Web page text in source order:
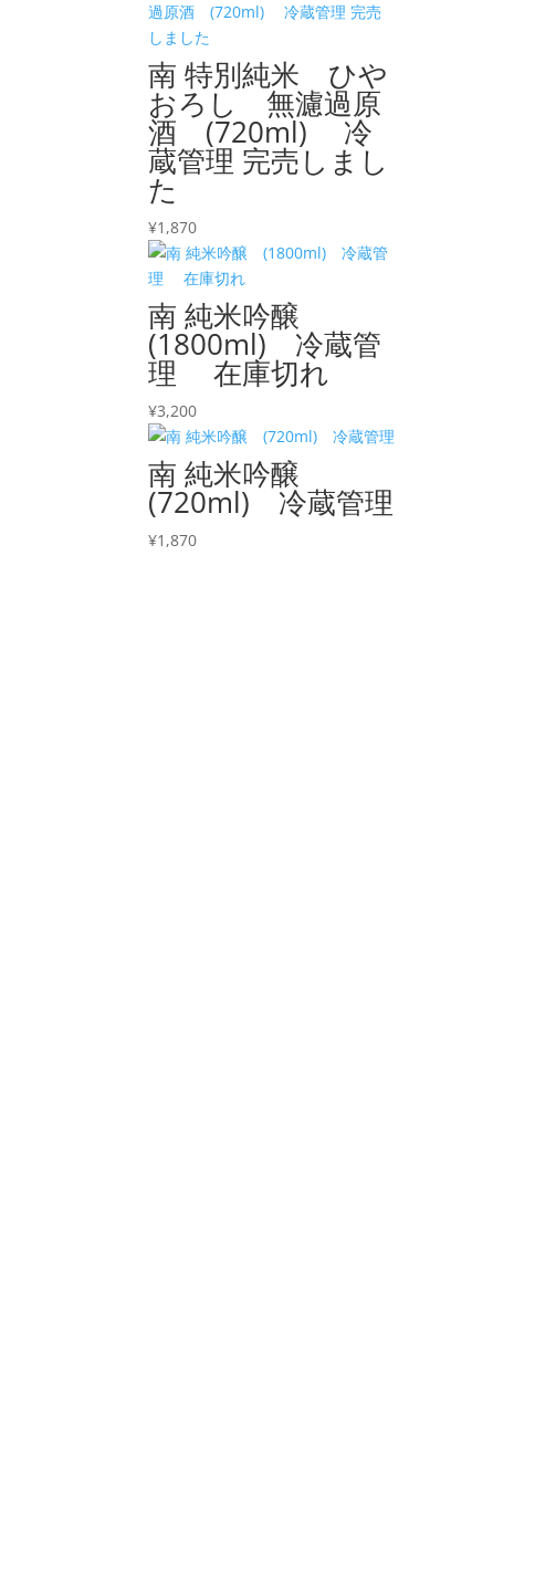
南 特別純米 ひや
おろし 無濾過原
酒 (720ml) 冷
蔵管理 完売しまし
た
¥1,870
南 純米吟醸
(1800ml) 冷蔵管
理 在庫切れ
¥3,200
南 純米吟醸
(720ml) 冷蔵管理
¥1,870